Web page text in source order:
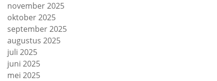
november 2025
oktober 2025
september 2025
augustus 2025
juli 2025
juni 2025
mei 2025